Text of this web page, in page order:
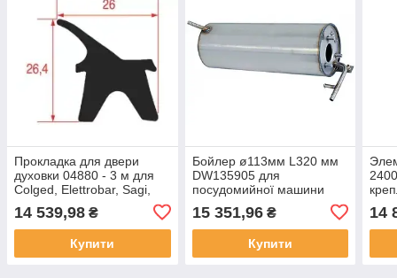
Прокладка для двери
духовки 04880 - 3 м для
Colged, Elettrobar, Sagi,
Lainox, MBM, Angelo Po,
Modular, Berto's, Foinox,
Repagas,
14 539,98 ₴
Купити
Бойлер ø113мм L320 мм
DW135905 для
посудомийної машини
Olis
15 351,96₴
Купити
14